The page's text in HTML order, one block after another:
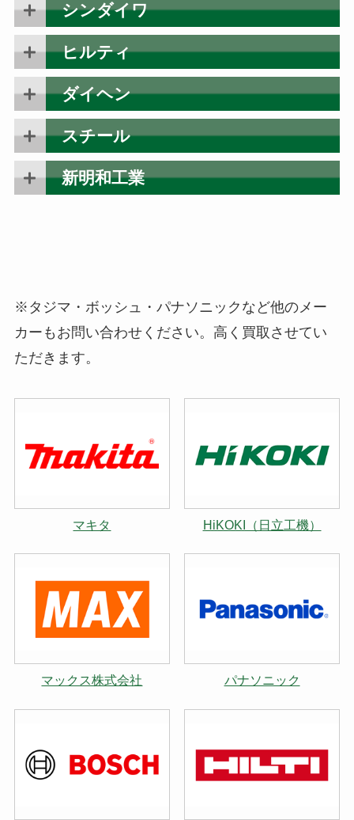
シンダイワ
ヒルティ
ダイヘン
スチール
新明和工業
※タジマ・ボッシュ・パナソニックなど他のメー
カーもお問い合わせください。高く買取させてい
ただきます。
マキタ HiKOKI（日立工機）
マックス株式会社 パナソニック